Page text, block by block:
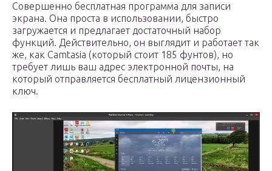
Совершенно бесплатная программа для записи
экрана. Она проста в использовании, быстро
загружается и предлагает достаточный набор
функций. Действительно, он выглядит и работает так
же, как Camtasia (который стоит 185 фунтов), но
требует лишь ваш адрес электронной почты, на
который отправляется бесплатный лицензионный
ключ.